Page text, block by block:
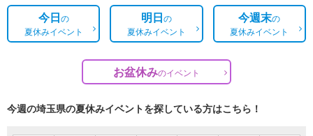
今日の
夏休みイベント
明日の
夏休みイベント
今週末の
夏休みイベント
お盆休みのイベント
今週の埼玉県の夏休みイベントを探している方はこちら！